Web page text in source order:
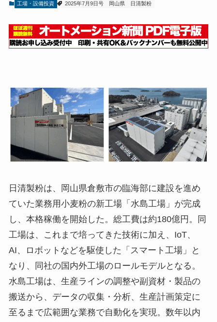
工場・設備投資 2025年7月9日号 岡山県 日清製粉
日清製粉は、岡山県倉敷市の臨海部に建設を進め
ていた業務用小麦粉の新工場「水島工場」が完成
し、本格稼働を開始した。総工費は約180億円。同
工場は、これまで培ってきた技術に加え、IoT、
AI、ロボットなどを駆使した「スマート工場」と
なり、同社の国内外工場のロールモデルとなる。
水島工場は、生産ラインの調整や副資材・製品の
搬送から、データの収集・分析、生産計画策定に
至るまで広範囲な業務で自動化を実現。数年以内